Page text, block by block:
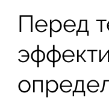
Перед